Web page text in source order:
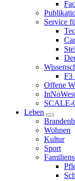
Service
F3
Offene
SCALE-
Leben
Wohnen
Kultur
Sport